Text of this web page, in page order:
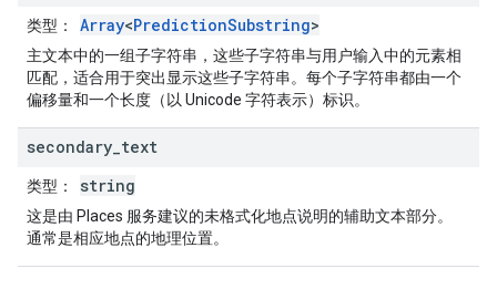
类型 ： Array<PredictionSubstring>
主文本中的一组子字符串，这些子字符串与用户输入中的元素相
匹配，适合用于突出显示这些子字符串。每个子字符串都由一个
偏移量和一个长度（以 Unicode 字符表示）标识。
secondary text
类型 ： string
这是由 Places 服务建议的未格式化地点说明的辅助文本部分。
通常是相应地点的地理位置。